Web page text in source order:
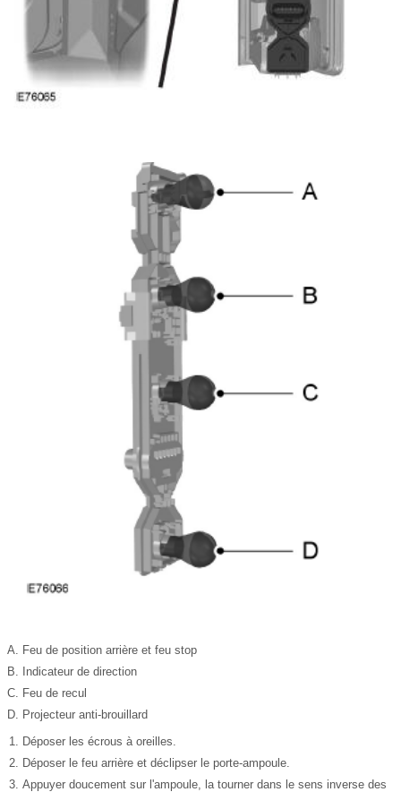
Feu de position arrière et feu stop
Indicateur de direction
Feu de recul
Projecteur anti-brouillard
Déposer les écrous à oreilles.
Déposer le feu arrière et déclipser le porte-ampoule.
Appuyer doucement sur l'ampoule, la tourner dans le sens inverse des